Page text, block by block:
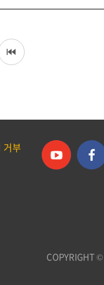
거부
COPYRIGHT ©